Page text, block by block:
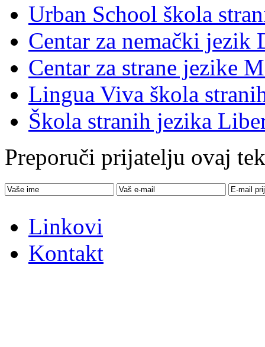
Urban School škola
Centar za nemački jezik
Centar za strane jezike
Lingua Viva škola
Škola stranih jezika
Preporuči prijatelju ovaj
Linkovi
Kontakt